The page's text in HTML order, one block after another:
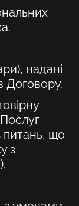
надані
Договору.
питань, що
з